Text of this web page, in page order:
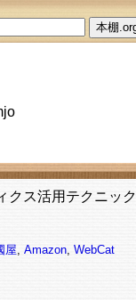
クス活用テクニック
屋, Amazon, WebCat